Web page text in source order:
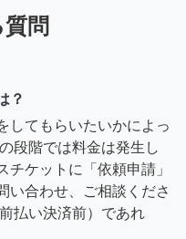
問
？
してもらいたいかによっ
段階では料金は発生し
チケットに「依頼申請」
い合わせ、ご相談くださ
払い決済前）であれ